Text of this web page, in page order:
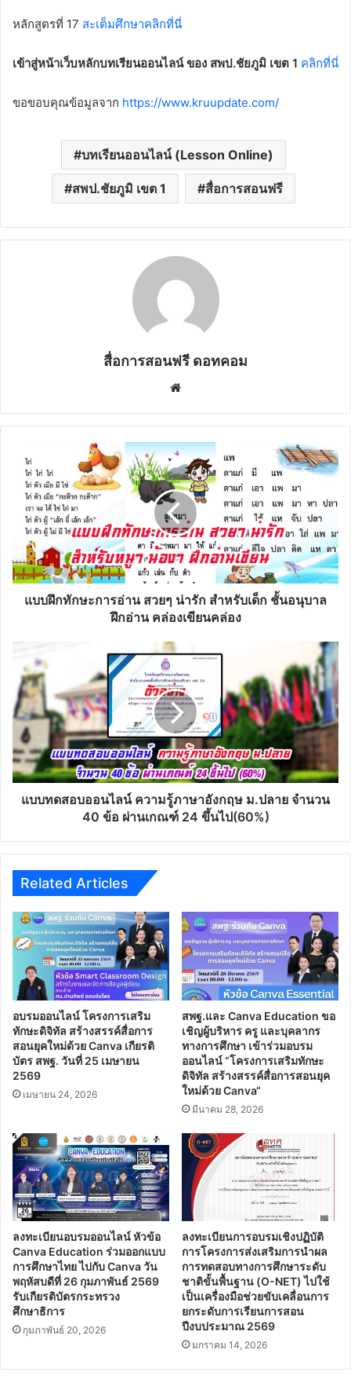
หลักสูตรที่ 17 สะเต็มศึกษาคลิกที่นี่
เข้าสู่หน้าเว็บหลักบทเรียนออนไลน์ ของ สพป.ชัยภูมิ เขต 1 คลิกที่นี่
ขอขอบคุณข้อมูลจาก https://www.kruupdate.com/
บทเรียนออนไลน์ (Lesson Online)
สพป.ชัยภูมิ เขต 1 สื่อการสอนฟรี
สื่อการสอนฟรี ดอทคอม
ทักษะ
การ
อ่าน
สวยๆ
รัก
สำหรับ
เด็ก
อ่าน
คล่อง
เขียน
คล่อง
แบบฝึกทักษะการอ่าน สวยๆ น่ารัก สำหรับเด็ก ชั้นอนุบาล
ฝึกอ่าน คล่องเขียนคล่อง
ทดสอบ
ออนไลน์
ความ
รู้
ภาษา
อังกฤษ
ม.ปลาย
จำนวน
40
ขึ้น
ไป(60%)
แบบทดสอบออนไลน์ ความรู้ภาษาอังกฤษ ม.ปลาย จำนวน
40 ข้อ ผ่านเกณฑ์ 24 ขึ้นไป(60%)
Related Articles
อบรมออนไลน์ โครงการเสริม
ทักษะดิจิทัล สร้างสรรค์สื่อการ
สอนยุคใหม่ด้วย Canva เกียรติ
บัตร สพฐ. วันที่ 25 เมษายน
2569
เมษายน 24, 2026
สพฐ.และ Canva Education ขอ
เชิญผู้บริหาร ครู และบุคลากร
ทางการศึกษา เข้าร่วมอบรม
ออนไลน์ “โครงการเสริมทักษะ
ดิจิทัล สร้างสรรค์สื่อการสอนยุค
ใหม่ด้วย Canva“
มีนาคม 28, 2026
ลงทะเบียนอบรมออนไลน์ หัวข้อ
Canva Education ร่วมออกแบบ
การศึกษาไทย ไปกับ Canva วัน
พฤหัสบดีที่ 26 กุมภาพันธ์ 2569
รับเกียรติบัตรกระทรวง
ศึกษาธิการ
กุมภาพันธ์ 20, 2026
ลงทะเบียนการอบรมเชิงปฏิบัติ
การโครงการส่งเสริมการนำผล
การทดสอบทางการศึกษาระดับ
ชาติขั้นพื้นฐาน (O-NET) ไปใช้
เป็นเครื่องมือช่วยขับเคลื่อนการ
ยกระดับการเรียนการสอน
ปีงบประมาณ 2569
มกราคม 14, 2026